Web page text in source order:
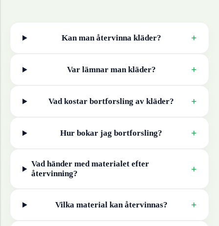
Kan man återvinna kläder? +
Var lämnar man kläder? +
Vad kostar bortforsling av kläder? +
Hur bokar jag bortforsling? +
Vad händer med materialet efter
återvinning?
+
Vilka material kan återvinnas? +